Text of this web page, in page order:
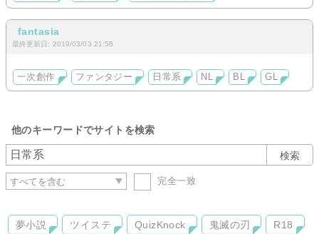
fantasia
最終更新日: 2019/03/03 21:56
一次創作 ファンタジー 日常系 NL BL GL
他のキーワードでサイトを検索
検索
完全一致
夢小説 ツイステ QuizKnock 鬼滅の刃 R18